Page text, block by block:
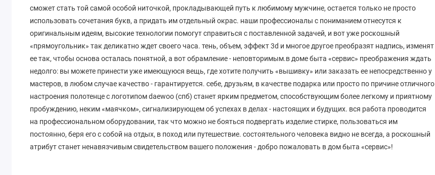
сможет стать той самой особой ниточкой, прокладывающей путь к любимому мужчине, остается только не просто
использовать сочетания букв, а придать им отдельный окрас. наши профессионалы с пониманием отнесутся к
оригинальным идеям, высокие технологии помогут справиться с поставленной задачей, и вот уже роскошный
«прямоугольник» так деликатно ждет своего часа. тень, объем, эффект 3d и многое другое преобразят надпись, изменят
ее так, чтобы основа осталась понятной, а вот обрамление - неповторимым.в доме быта «сервис» преображения ждать
недолго: вы можете принести уже имеющуюся вещь, где хотите получить «вышивку» или заказать ее непосредственно у
мастеров, в любом случае качество - гарантируется. себе, друзьям, в качестве подарка или просто по причине отличного
настроения полотенце с логотипом daewoo (спб) станет ярким предметом, способствующим более легкому и приятному
пробуждению, неким «маячком», сигнализирующем об успехах в делах - настоящих и будущих. вся работа проводится
на профессиональном оборудовании, так что можно не бояться подвергать изделие стирке, пользоваться им
постоянно, беря его с собой на отдых, в поход или путешествие. состоятельного человека видно не всегда, а роскошный
атрибут станет ненавязчивым свидетельством вашего положения - добро пожаловать в дом быта «сервис»!